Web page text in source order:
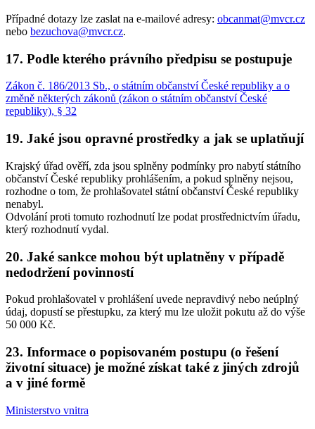
Případné dotazy lze zaslat na e-mailové adresy: obcanmat@mvcr.cz
nebo bezuchova@mvcr.cz.
17. Podle kterého právního předpisu se postupuje
Zákon č. 186/2013 Sb., o státním občanství České republiky a o
změně některých zákonů (zákon o státním občanství České
republiky), § 32
19. Jaké jsou opravné prostředky a jak se uplatňují
Krajský úřad ověří, zda jsou splněny podmínky pro nabytí státního
občanství České republiky prohlášením, a pokud splněny nejsou,
rozhodne o tom, že prohlašovatel státní občanství České republiky
nenabyl.
Odvolání proti tomuto rozhodnutí lze podat prostřednictvím úřadu,
který rozhodnutí vydal.
20. Jaké sankce mohou být uplatněny v případě
nedodržení povinností
Pokud prohlašovatel v prohlášení uvede nepravdivý nebo neúplný
údaj, dopustí se přestupku, za který mu lze uložit pokutu až do výše
50 000 Kč.
23. Informace o popisovaném postupu (o řešení
životní situace) je možné získat také z jiných zdrojů
a v jiné formě
Ministerstvo vnitra